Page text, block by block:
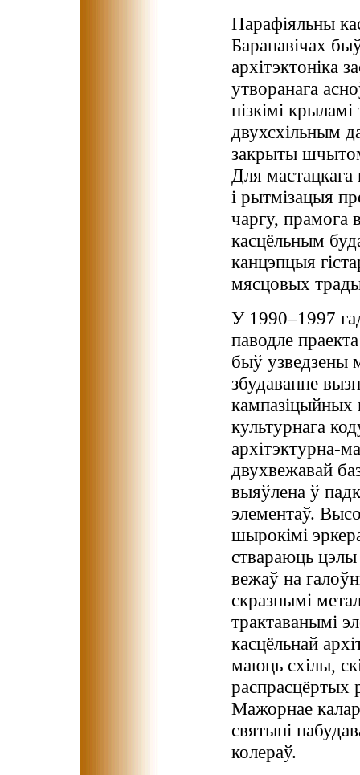
Парафіяльны
Баранавічах
архітэктоніка
утворанага
нізкімі
двухсхільным
закрыты
Для мастацкага
і рытмізацыя
чаргу, прамога
касцёльным
канцэпцыя
мясцовых
У 1990–1997
паводле
быў узведзены
збудаванне
кампазіцыйных
культурнага
архітэктурна-
двухвежавай
выяўлена ў
элементаў.
шырокімі
ствараюць
вежаў на
скразнымі
трактаванымі
касцёльнай
маюць схілы,
распрасцёртых
Мажорнае
святыні
колераў.